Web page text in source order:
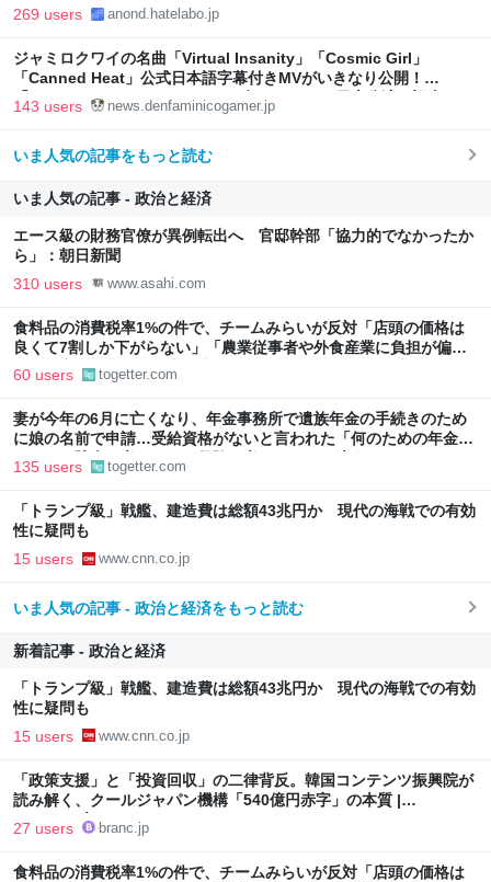
269 users anond.hatelabo.jp
ジャミロクワイの名曲「Virtual Insanity」「Cosmic Girl」
「Canned Heat」公式日本語字幕付きMVがいきなり公開！
「SUMMER SONIC 2026」での9年ぶりとなる日本公演を記念して
143 users news.denfaminicogamer.jp
いま人気の記事をもっと読む
いま人気の記事 - 政治と経済
エース級の財務官僚が異例転出へ 官邸幹部「協力的でなかったか
ら」：朝日新聞
310 users www.asahi.com
食料品の消費税率1%の件で、チームみらいが反対「店頭の価格は
良くて7割しか下がらない」「農業従事者や外食産業に負担が偏
る」「高所得者ほど恩恵は大きい」「財源が不明確」が主な理由
60 users togetter.com
妻が今年の6月に亡くなり、年金事務所で遺族年金の手続きのため
に娘の名前で申請…受給資格がないと言われた「何のための年金な
のか」→貯金と考えるか？保険と考えるか？で違う
135 users togetter.com
「トランプ級」戦艦、建造費は総額43兆円か 現代の海戦での有効
性に疑問も
15 users www.cnn.co.jp
いま人気の記事 - 政治と経済をもっと読む
新着記事 - 政治と経済
「トランプ級」戦艦、建造費は総額43兆円か 現代の海戦での有効
性に疑問も
15 users www.cnn.co.jp
「政策支援」と「投資回収」の二律背反。韓国コンテンツ振興院が
読み解く、クールジャパン機構「540億円赤字」の本質 |
Branc（ブラン）-Brand New Creativity-
27 users branc.jp
食料品の消費税率1%の件で、チームみらいが反対「店頭の価格は